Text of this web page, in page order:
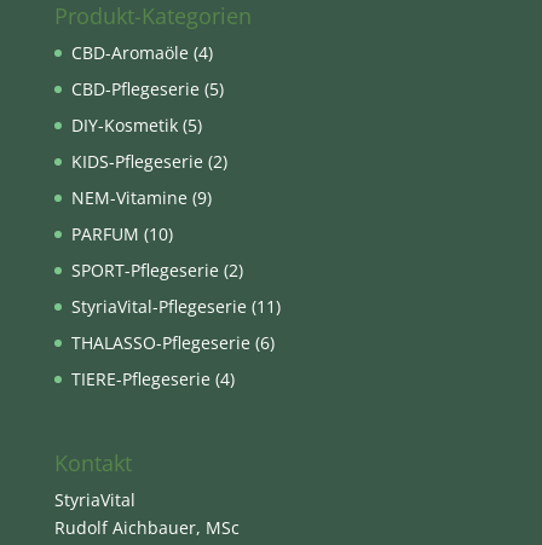
Produkt-Kategorien
CBD-Aromaöle (4)
CBD-Pflegeserie (5)
DIY-Kosmetik (5)
KIDS-Pflegeserie (2)
NEM-Vitamine (9)
PARFUM (10)
SPORT-Pflegeserie (2)
StyriaVital-Pflegeserie (11)
THALASSO-Pflegeserie (6)
TIERE-Pflegeserie (4)
Kontakt
StyriaVital
Rudolf Aichbauer, MSc